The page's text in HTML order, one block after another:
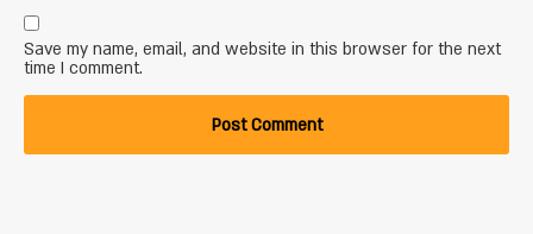
Save my name, email, and website in this browser for the next
time I comment.